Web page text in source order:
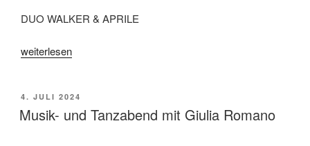
DUO WALKER & APRILE
„Wohnzimmerkonzert
&
Aprile“
weiterlesen
VERÖFFENTLICHT
AM
4. JULI 2024
Musik- und Tanzabend mit Giulia Romano